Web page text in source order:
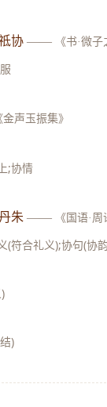
协 —— 《书·微子
金声玉振集》
;协情
朱 —— 《国语·周
(符合礼义);协句(协
)